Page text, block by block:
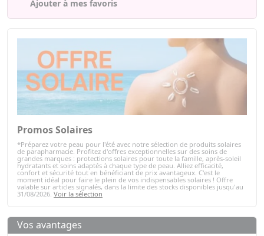
Ajouter à mes favoris
Promos Solaires
*Préparez votre peau pour l'été avec notre sélection de produits solaires
de parapharmacie. Profitez d'offres exceptionnelles sur des soins de
grandes marques : protections solaires pour toute la famille, après-soleil
hydratants et soins adaptés à chaque type de peau. Alliez efficacité,
confort et sécurité tout en bénéficiant de prix avantageux. C'est le
moment idéal pour faire le plein de vos indispensables solaires ! Offre
valable sur articles signalés, dans la limite des stocks disponibles jusqu'au
31/08/2026. Voir la sélection
Vos avantages